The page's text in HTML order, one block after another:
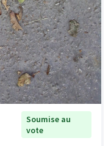
Soumise au
vote